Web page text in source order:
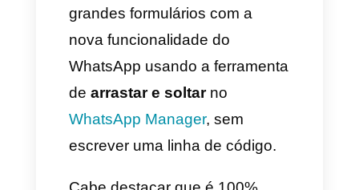
permite desenvolver melhores
dados e geração de leads para
as empresas.